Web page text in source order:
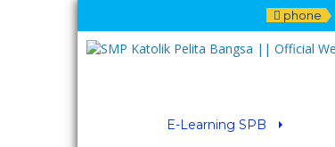
phone
E-Learning SPB